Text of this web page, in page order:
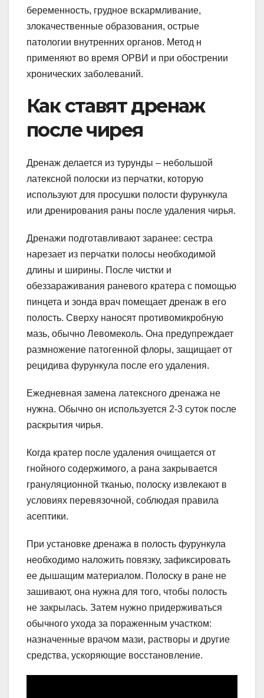
беременность, грудное вскармливание,
злокачественные образования, острые
патологии внутренних органов. Метод н
применяют во время ОРВИ и при обострении
хронических заболеваний.
Как ставят дренаж
после чирея
Дренаж делается из турунды – небольшой
латексной полоски из перчатки, которую
используют для просушки полости фурункула
или дренирования раны после удаления чирья.
Дренажи подготавливают заранее: сестра
нарезает из перчатки полосы необходимой
длины и ширины. После чистки и
обеззараживания раневого кратера с помощью
пинцета и зонда врач помещает дренаж в его
полость. Сверху наносят противомикробную
мазь, обычно Левомеколь. Она предупреждает
размножение патогенной флоры, защищает от
рецидива фурункула после его удаления.
Ежедневная замена латексного дренажа не
нужна. Обычно он используется 2-3 суток после
раскрытия чирья.
Когда кратер после удаления очищается от
гнойного содержимого, а рана закрывается
грануляционной тканью, полоску извлекают в
условиях перевязочной, соблюдая правила
асептики.
При установке дренажа в полость фурункула
необходимо наложить повязку, зафиксировать
ее дышащим материалом. Полоску в ране не
зашивают, она нужна для того, чтобы полость
не закрылась. Затем нужно придерживаться
обычного ухода за пораженным участком:
назначенные врачом мази, растворы и другие
средства, ускоряющие восстановление.